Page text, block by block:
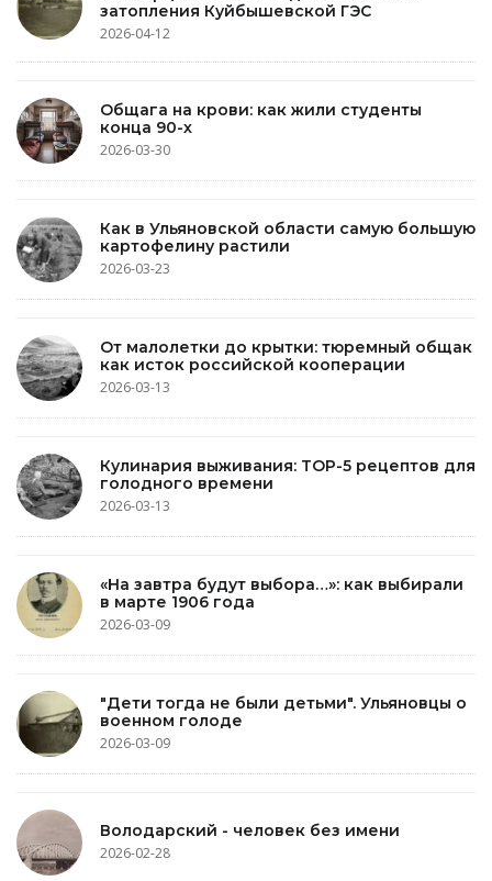
затопления Куйбышевской ГЭС
2026-04-12
Общага на крови: как жили студенты
конца 90-х
2026-03-30
Как в Ульяновской области самую большую
картофелину растили
2026-03-23
От малолетки до крытки: тюремный общак
как исток российской кооперации
2026-03-13
Кулинария выживания: TOP-5 рецептов для
голодного времени
2026-03-13
«На завтра будут выбора…»: как выбирали
в марте 1906 года
2026-03-09
"Дети тогда не были детьми". Ульяновцы о
военном голоде
2026-03-09
Володарский - человек без имени
2026-02-28